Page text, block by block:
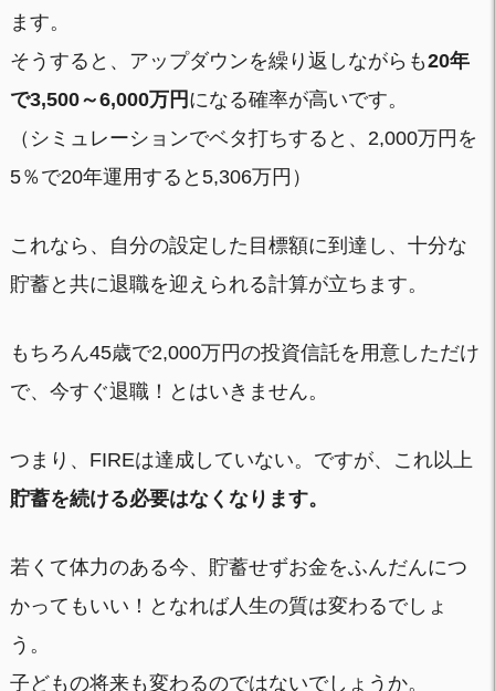
ます。
そうすると、アップダウンを繰り返しながらも20年
で3,500～6,000万円 になる確率が高いです。
（シミュレーションでベタ打ちすると、2,000万円を
5％で20年運用すると5,306万円）
これなら、自分の設定した目標額に到達し、十分な
貯蓄と共に退職を迎えられる計算が立ちます。
もちろん45歳で2,000万円の投資信託を用意しただけ
で、今すぐ退職！とはいきません。
つまり、FIREは達成していない。ですが、これ以上
貯蓄を続ける必要はなくなります。
若くて体力のある今、貯蓄せずお金をふんだんにつ
かってもいい！となれば人生の質は変わるでしょ
う。
子どもの将来も変わるのではないでしょうか。